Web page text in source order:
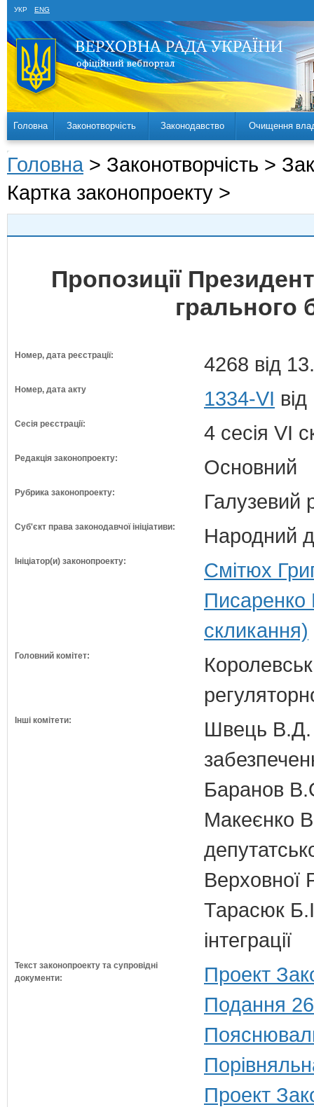
УКР ENG
Головна Законотворчість Законодавство Очищення
Головна > Законотворчість >
Картка законопроекту >
Пропозиції
грального
Номер, дата реєстрації: 4268 від
Номер, дата акту 1334-VI
Сесія реєстрації: 4 сесія VI
Редакція законопроекту: Основний
Рубрика законопроекту: Галузевий
Суб'єкт права законодавчої ініціативи: Народний
Ініціатор(и) законопроекту:
Смітюх
Писаренко
скликання)
Головний комітет:
Інші комітети:
Швець В.Д.
Баранов
Макеєнко
Верховної
Тарасюк
інтеграції
Текст законопроекту та супровідні
документи:
Проект
Подання
Проект